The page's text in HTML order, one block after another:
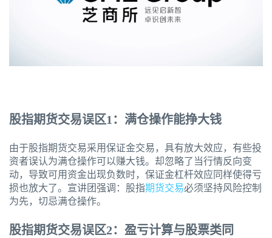
股指期货交易误区1：满仓操作能挣大钱
由于股指期货交易采用保证金交易，具有放大效应，有些投
资者误认为满仓操作可以赚大钱。却忽略了当行情反向变
动，导致可用资金出现负数时，保证金杠杆效应同样使得亏
损也放大了。宣讲团强调：股指期货交易必须坚持风险控制
为先，切忌满仓操作。
股指期货交易误区2：盈亏计算与股票类同